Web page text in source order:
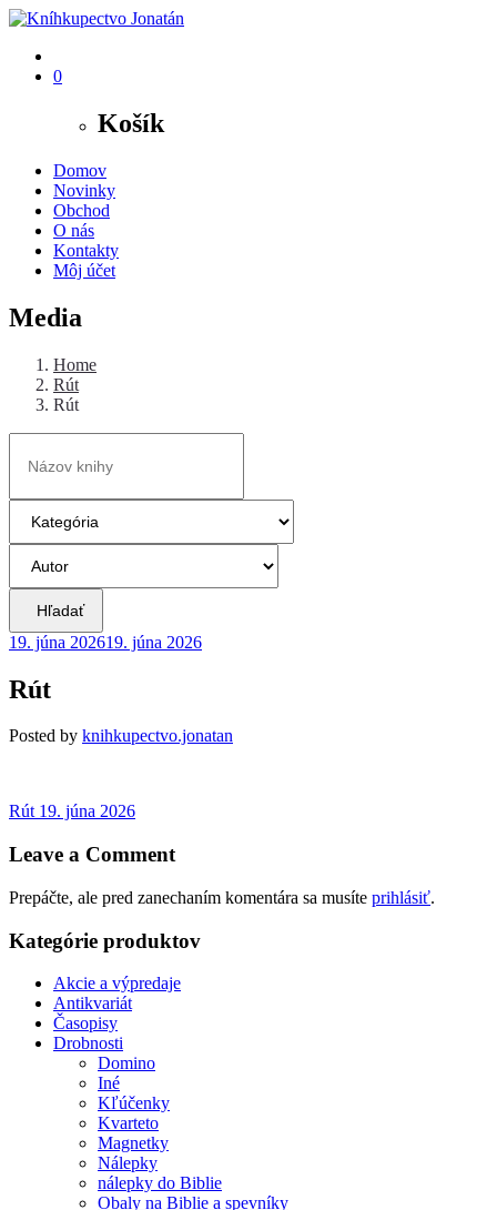
0
Košík
Domov
Novinky
Obchod
O nás
Kontakty
Môj účet
Media
Home
Rút
Rút
Hľadať
19. júna 202619. júna 2026
Rút
Posted by knihkupectvo.jonatan
Navigácia
v
Rút Previous
19. júna 2026
Leave a Comment
Prepáčte, ale pred zanechaním komentára sa musíte prihlásiť.
Kategórie produktov
Akcie a výpredaje
Antikvariát
Časopisy
Drobnosti
Domino
Iné
Kľúčenky
Kvarteto
Magnetky
Nálepky
nálepky do Biblie
Obaly na Biblie a spevníky